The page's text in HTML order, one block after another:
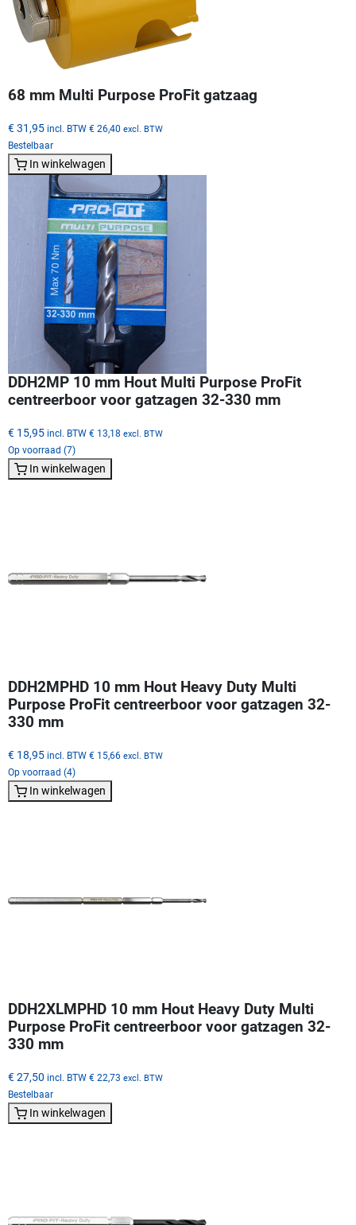
68 mm Multi Purpose ProFit gatzaag
€ 31,95 incl. BTW € 26,40 excl. BTW
Bestelbaar
In winkelwagen
DDH2MP 10 mm Hout Multi Purpose ProFit
centreerboor voor gatzagen 32-330 mm
€ 15,95 incl. BTW € 13,18 excl. BTW
Op voorraad (7)
In winkelwagen
DDH2MPHD 10 mm Hout Heavy Duty Multi
Purpose ProFit centreerboor voor gatzagen 32-
330 mm
€ 18,95 incl. BTW € 15,66 excl. BTW
Op voorraad (4)
In winkelwagen
DDH2XLMPHD 10 mm Hout Heavy Duty Multi
Purpose ProFit centreerboor voor gatzagen 32-
330 mm
€ 27,50 incl. BTW € 22,73 excl. BTW
Bestelbaar
In winkelwagen